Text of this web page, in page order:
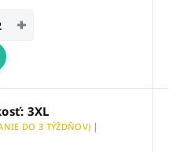
+
košíka
3XL
DO 3 TÝŽDŇOV) |